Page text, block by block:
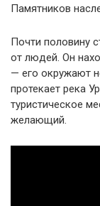
Памятников
Почти половину
от людей. Он
— его окружают
протекает река
туристическое
желающий.